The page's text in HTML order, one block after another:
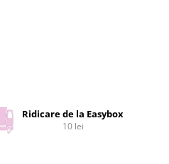
Ridicare de la Easybox
10 lei